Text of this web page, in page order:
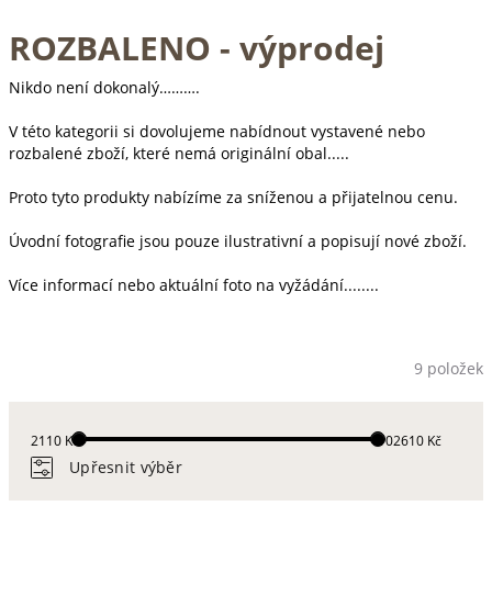
ROZBALENO - výprodej
Nikdo není dokonalý……….
V této kategorii si dovolujeme nabídnout vystavené nebo
rozbalené zboží, které nemá originální obal.....
Proto tyto produkty nabízíme za sníženou a přijatelnou cenu.
Úvodní fotografie jsou pouze ilustrativní a popisují nové zboží.
Více informací nebo aktuální foto na vyžádání........
9 položek
Upřesnit výběr
2110 Kč 102610 Kč